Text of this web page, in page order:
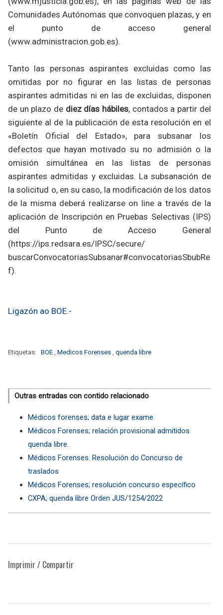
Comunidades Autónomas que convoquen plazas, y en
el punto de acceso general
(www.administracion.gob.es).
Tanto las personas aspirantes excluidas como las
omitidas por no figurar en las listas de personas
aspirantes admitidas ni en las de excluidas, disponen
de un plazo de diez días hábiles, contados a partir del
siguiente al de la publicación de esta resolución en el
«Boletín Oficial del Estado», para subsanar los
defectos que hayan motivado su no admisión o la
omisión simultánea en las listas de personas
aspirantes admitidas y excluidas. La subsanación de
la solicitud o, en su caso, la modificación de los datos
de la misma deberá realizarse on line a través de la
aplicación de Inscripción en Pruebas Selectivas (IPS)
del Punto de Acceso General
(https://ips.redsara.es/IPSC/secure/
buscarConvocatoriasSubsanar#convocatoriasSbubRe
f).
Ligazón ao BOE.-
Etiquetas: BOE Medicos Forenses quenda libre
Outras entradas con contido relacionado
Médicos forenses; data e lugar exame
Médicos Forenses; relación provisional admitidos
quenda libre.
Médicos Forenses. Resolución do Concurso de
traslados
Médicos Forenses; resolución concurso específico
CXPA; quenda libre Orden JUS/1254/2022
Imprimir / Compartir